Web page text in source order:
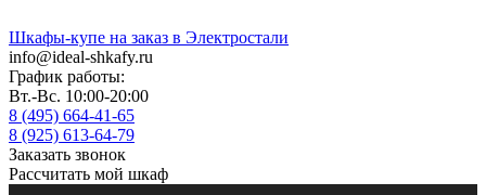
Шкафы-купе на заказ в Электростали
info@ideal-shkafy.ru
График работы:
Вт.-Вс. 10:00-20:00
8 (495) 664-41-65
8 (925) 613-64-79
Заказать звонок
Рассчитать мой шкаф